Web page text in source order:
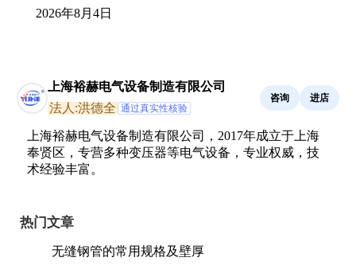
2026年8月4日
上海裕赫电气设备制造有限公司
法人:洪德全 通过真实性核验
咨询 进店
上海裕赫电气设备制造有限公司，2017年成立于上海
奉贤区，专营多种变压器等电气设备，专业权威，技
术经验丰富。
热门文章
无缝钢管的常用规格及壁厚